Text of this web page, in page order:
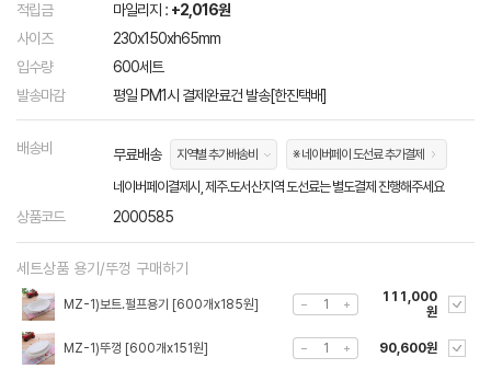
적립금 마일리지 : +2,016원
사이즈
230x150xh65mm
입수량
600세트
발송마감
평일 PM1시 결제완료건 발송[한진택배]
배송비 무료배송 지역별 추가배송비 ※ 네이버페이 도선료 추가결제
네이버페이결제시, 제주.도서산지역 도선료는 별도결제 진행해주세요
상품코드 2000585
세트상품 용기/뚜껑 구매하기
MZ-1)보트.펄프용기 [600개x185원]
111,000
원
MZ-1)뚜껑 [600개x151원] 90,600원